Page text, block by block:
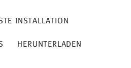
INSTALLATION
HERUNTERLADEN